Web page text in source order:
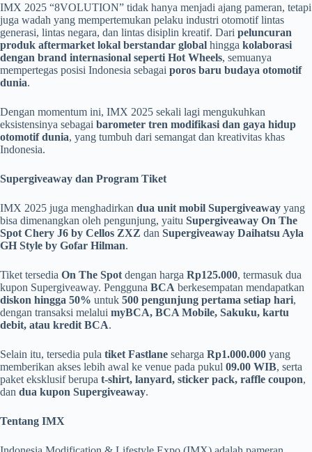
IMX 2025 “8VOLUTION” tidak hanya menjadi ajang pameran, tetapi
juga wadah yang mempertemukan pelaku industri otomotif lintas
generasi, lintas negara, dan lintas disiplin kreatif. Dari peluncuran
produk aftermarket lokal berstandar global hingga kolaborasi
dengan brand internasional seperti Hot Wheels, semuanya
mempertegas posisi Indonesia sebagai poros baru budaya otomotif
dunia.
Dengan momentum ini, IMX 2025 sekali lagi mengukuhkan
eksistensinya sebagai barometer tren modifikasi dan gaya hidup
otomotif dunia, yang tumbuh dari semangat dan kreativitas khas
Indonesia.
Supergiveaway dan Program Tiket
IMX 2025 juga menghadirkan dua unit mobil Supergiveaway yang
bisa dimenangkan oleh pengunjung, yaitu Supergiveaway On The
Spot Chery J6 by Cellos ZXZ dan Supergiveaway Daihatsu Ayla
GH Style by Gofar Hilman.
Tiket tersedia On The Spot dengan harga Rp125.000, termasuk dua
kupon Supergiveaway. Pengguna BCA berkesempatan mendapatkan
diskon hingga 50% untuk 500 pengunjung pertama setiap hari,
dengan transaksi melalui myBCA, BCA Mobile, Sakuku, kartu
debit, atau kredit BCA.
Selain itu, tersedia pula tiket Fastlane seharga Rp1.000.000 yang
memberikan akses lebih awal ke venue pada pukul 09.00 WIB, serta
paket eksklusif berupa t-shirt, lanyard, sticker pack, raffle coupon,
dan dua kupon Supergiveaway.
Tentang IMX